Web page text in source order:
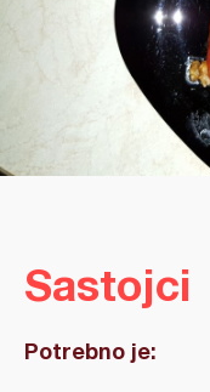
Sastojci
Potrebno je: